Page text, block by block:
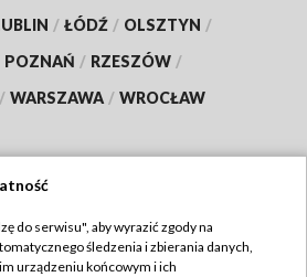
/ ŁÓDŹ / OLSZTYN /
POZNAŃ / RZESZÓW /
/ WARSZAWA / WROCŁAW
TVP
do serwisu", aby wyrazić zgody na
śledzenia i zbierania danych,
urządzeniu końcowym i ich